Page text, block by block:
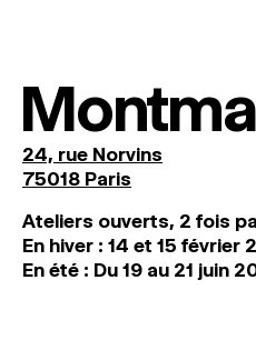
24, rue Norvins
75018 Paris
Ateliers ouverts, 2 fois
En hiver : 14 et 15 février
En été : Du 19 au 21 juin